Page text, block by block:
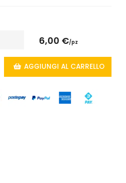
6,00 €/pz
AGGIUNGI AL CARRELLO